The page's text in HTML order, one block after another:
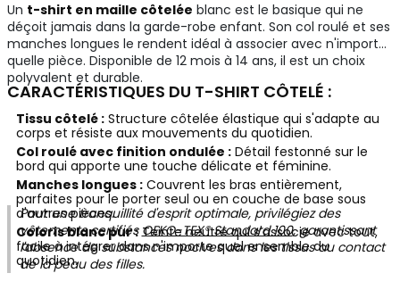
Un t-shirt en maille côtelée blanc est le basique qui ne
déçoit jamais dans la garde-robe enfant. Son col roulé et ses
manches longues le rendent idéal à associer avec n'importe
quelle pièce. Disponible de 12 mois à 14 ans, il est un choix
polyvalent et durable.
CARACTÉRISTIQUES DU T-SHIRT CÔTELÉ :
Tissu côtelé :Structure côtelée élastique qui s'adapte au
corps et résiste aux mouvements du quotidien.
Col roulé avec finition ondulée :Détail festonné sur le
bord qui apporte une touche délicate et féminine.
Manches longues :Couvrent les bras entièrement,
parfaites pour le porter seul ou en couche de base sous
d'autres pièces.
Coloris blanc pur :Teinte neutre qui s'associe avec tout,
facile à intégrer dans n'importe quel ensemble du
quotidien.
Pour une tranquillité d'esprit optimale, privilégiez des
vêtements certifiés OEKO-TEX® Standard 100, garantissant
l'absence de substances nocives dans les tissus au contact
de la peau des filles.